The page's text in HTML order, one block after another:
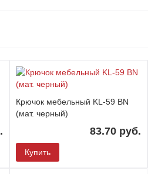
Крючок мебельный KL-59 BN
(мат. черный)
83.70 руб.
Купить